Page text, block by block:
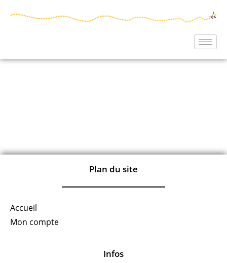
Plan du site
Accueil
Mon compte
Infos